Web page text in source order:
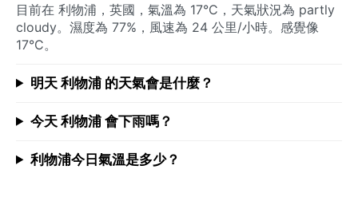
目前在 利物浦，英國，氣溫為 17°C，天氣狀況為 partly
cloudy。濕度為 77%，風速為 24 公里/小時。感覺像
17°C。
明天 利物浦 的天氣會是什麼？
今天 利物浦 會下雨嗎？
利物浦今日氣溫是多少？